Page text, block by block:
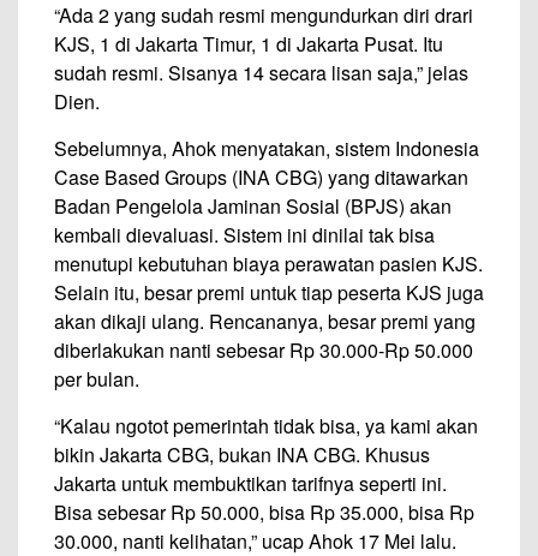
“Ada 2 yang sudah resmi mengundurkan diri drari
KJS, 1 di Jakarta Timur, 1 di Jakarta Pusat. Itu
sudah resmi. Sisanya 14 secara lisan saja,” jelas
Dien.
Sebelumnya, Ahok menyatakan, sistem Indonesia
Case Based Groups (INA CBG) yang ditawarkan
Badan Pengelola Jaminan Sosial (BPJS) akan
kembali dievaluasi. Sistem ini dinilai tak bisa
menutupi kebutuhan biaya perawatan pasien KJS.
Selain itu, besar premi untuk tiap peserta KJS juga
akan dikaji ulang. Rencananya, besar premi yang
diberlakukan nanti sebesar Rp 30.000-Rp 50.000
per bulan.
“Kalau ngotot pemerintah tidak bisa, ya kami akan
bikin Jakarta CBG, bukan INA CBG. Khusus
Jakarta untuk membuktikan tarifnya seperti ini.
Bisa sebesar Rp 50.000, bisa Rp 35.000, bisa Rp
30.000, nanti kelihatan,” ucap Ahok 17 Mei lalu.